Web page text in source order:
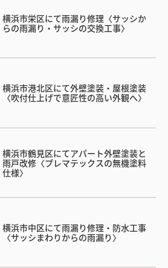
横浜市栄区にて雨漏り修理〈サッシか
らの雨漏り・サッシの交換工事〉
横浜市港北区にて外壁塗装・屋根塗装
〈吹付仕上げで意匠性の高い外観へ〉
横浜市鶴見区にてアパート外壁塗装と
雨戸改修〈プレマテックスの無機塗料
仕様〉
横浜市中区にて雨漏り修理・防水工事
〈サッシまわりからの雨漏り〉